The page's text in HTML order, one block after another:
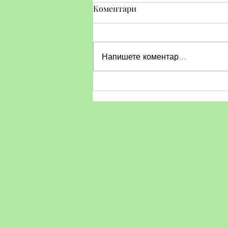
Тематичен ден по БДП
Коментари
Напишете коментар...